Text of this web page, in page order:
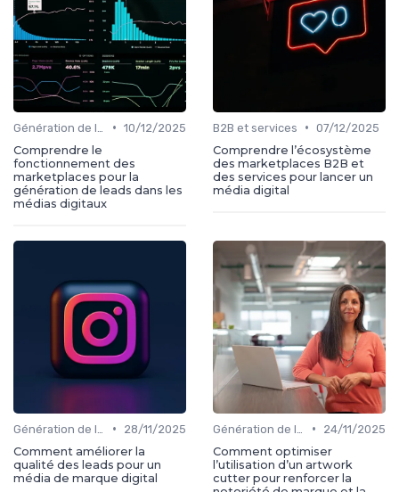
• 10/12/2025
Comprendre le
fonctionnement des
marketplaces pour la
génération de leads dans les
médias digitaux
B2B et services • 07/12/2025
Comprendre l’écosystème
des marketplaces B2B et
des services pour lancer un
média digital
•
28/11/2025
Comment améliorer la
qualité des leads pour un
média de marque digital
•
24/11/2025
Comment optimiser
l’utilisation d’un artwork
cutter pour renforcer la